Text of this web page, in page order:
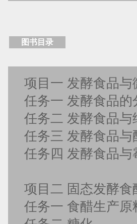
图书目录
项目一 发酵食品与
任务一 发酵食品的
任务二 发酵食品与
任务三 发酵食品与
任务四 发酵食品与
项目二 固态发酵食
任务一 食醋生产原